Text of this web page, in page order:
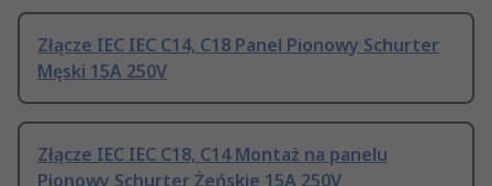
Złącze IEC IEC C14, C18 Panel Pionowy Schurter
Męski 15A 250V
Złącze IEC IEC C18, C14 Montaż na panelu
Pionowy Schurter Żeńskie 15A 250V